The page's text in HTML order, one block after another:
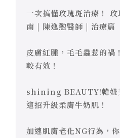
一次搞懂玫瑰斑治療！
南 | 陳逸懃醫師 | 治療篇
皮膚紅腫，毛毛蟲惹的禍
較有效！
shining BEAUTY!韓妞
這招升級柔膚牛奶肌！
加速肌膚老化NG行為，